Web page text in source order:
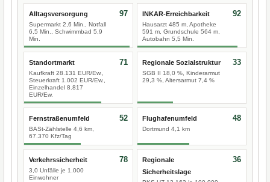
Alltagsversorgung
Supermarkt 2,6 Min., Notfall
6,5 Min., Schwimmbad 5,9
Min.
97 INKAR-Erreichbarkeit
Hausarzt 485 m, Apotheke
591 m, Grundschule 564 m,
Autobahn 5,5 Min.
92
Standortmarkt
Kaufkraft 28.131 EUR/Ew.,
Steuerkraft 1.002 EUR/Ew.,
Einzelhandel 8.817
EUR/Ew.
71 Regionale Sozialstruktur
SGB II 18,0 %, Kinderarmut
29,3 %, Altersarmut 7,4 %
33
Fernstraßenumfeld
BASt-Zählstelle 4,6 km,
67.370 Kfz/Tag
52 Flughafenumfeld
Dortmund 4,1 km
48
Verkehrssicherheit
3,0 Unfälle je 1.000
Einwohner
78
Regionale
Sicherheitslage
36